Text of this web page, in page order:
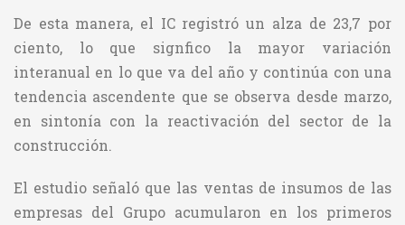
De esta manera, el IC registró un alza de 23,7 por
ciento, lo que signfico la mayor variación
interanual en lo que va del año y continúa con una
tendencia ascendente que se observa desde marzo,
en sintonía con la reactivación del sector de la
construcción.
El estudio señaló que las ventas de insumos de las
empresas del Grupo acumularon en los primeros